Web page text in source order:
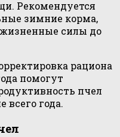
Рекомендуется
зимние корма,
силы до
рациона
помогут
пчел
всего года.